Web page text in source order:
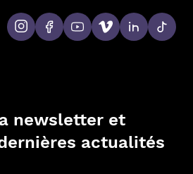
newsletter et
actualités